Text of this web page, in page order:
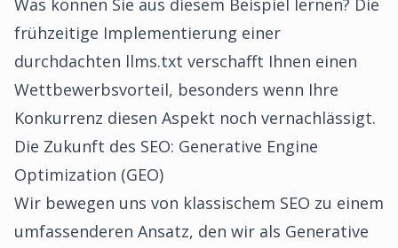
Was können Sie aus diesem Beispiel lernen? Die
frühzeitige Implementierung einer
durchdachten llms.txt verschafft Ihnen einen
Wettbewerbsvorteil, besonders wenn Ihre
Konkurrenz diesen Aspekt noch vernachlässigt.
Die Zukunft des SEO: Generative Engine
Optimization (GEO)
Wir bewegen uns von klassischem SEO zu einem
umfassenderen Ansatz, den wir als Generative